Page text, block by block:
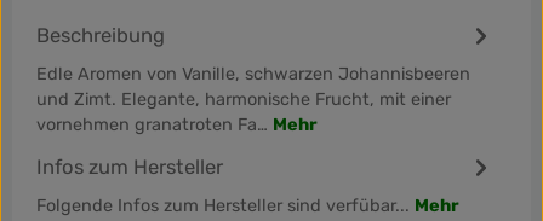
Beschreibung
Edle Aromen von Vanille, schwarzen Johannisbeeren
und Zimt. Elegante, harmonische Frucht, mit einer
vornehmen granatroten Fa… Mehr
Infos zum Hersteller
Folgende Infos zum Hersteller sind verfübar... Mehr